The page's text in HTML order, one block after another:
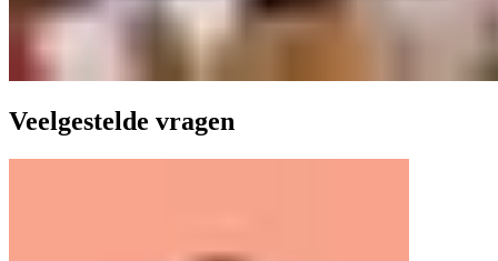
Veelgestelde vragen